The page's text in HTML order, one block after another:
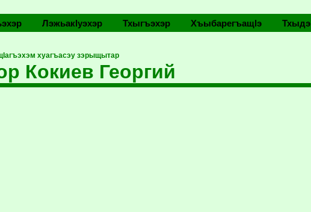
Лэжьакlуэхэр Тхыгъэхэр Хъыбарегъащlэ Тхыдэ
хуагъасэу зэрыщытар
Кокиев Георгий